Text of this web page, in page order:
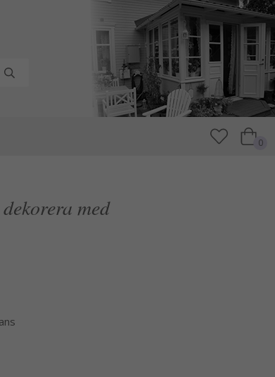
0
med